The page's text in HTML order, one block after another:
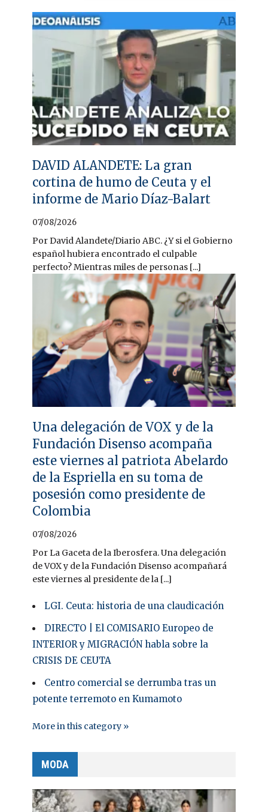
DAVID ALANDETE: La gran
cortina de humo de Ceuta y el
informe de Mario Díaz-Balart
07/08/2026
Por David Alandete/Diario ABC. ¿Y si el Gobierno
español hubiera encontrado el culpable
perfecto? Mientras miles de personas [...]
Una delegación de VOX y de la
Fundación Disenso acompaña
este viernes al patriota Abelardo
de la Espriella en su toma de
posesión como presidente de
Colombia
07/08/2026
Por La Gaceta de la Iberosfera. Una delegación
de VOX y de la Fundación Disenso acompañará
este viernes al presidente de la [...]
LGI. Ceuta: historia de una claudicación
DIRECTO | El COMISARIO Europeo de
INTERIOR y MIGRACIÓN habla sobre la
CRISIS DE CEUTA
Centro comercial se derrumba tras un
potente terremoto en Kumamoto
More in this category »
MODA